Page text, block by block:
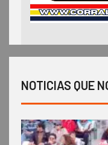
NOTICIAS QUE